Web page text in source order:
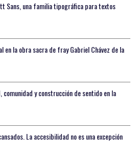
Sans, una familia tipográfica para textos
en la obra sacra de fray Gabriel Chávez de la
y construcción de sentido en la
La accesibilidad no es una excepción